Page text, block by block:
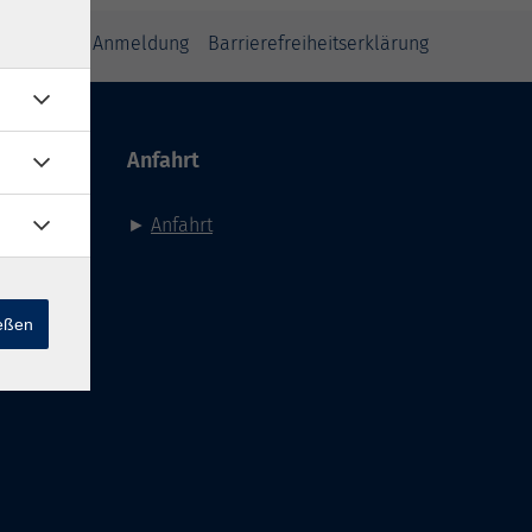
zur Anmeldung Barrierefreiheitserklärung
Anfahrt
► Anfahrt